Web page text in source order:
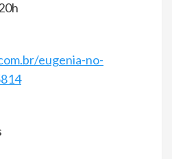
eugenia-no-